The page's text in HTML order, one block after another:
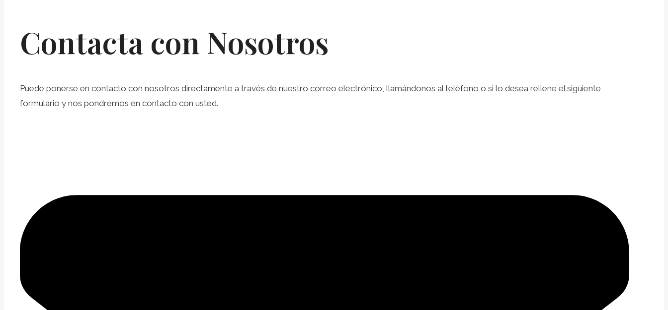
Contacta con Nosotros
Puede ponerse en contacto con nosotros directamente a través de nuestro correo electrónico, llamándonos al teléfono o si lo desea rellene el siguiente
formulario y nos pondremos en contacto con usted.